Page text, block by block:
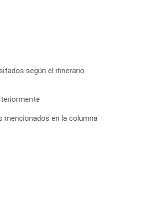
según el itinerario
en la columna